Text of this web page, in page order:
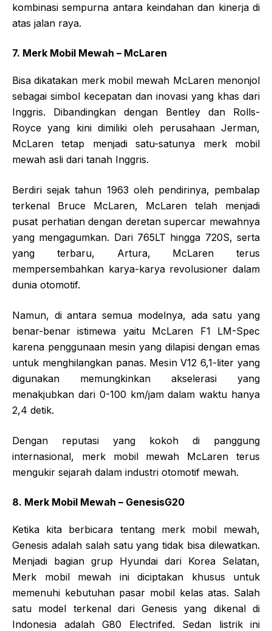
kombinasi sempurna antara keindahan dan kinerja di
atas jalan raya.
7. Merk Mobil Mewah – McLaren
Bisa dikatakan merk mobil mewah McLaren menonjol
sebagai simbol kecepatan dan inovasi yang khas dari
Inggris. Dibandingkan dengan Bentley dan Rolls-
Royce yang kini dimiliki oleh perusahaan Jerman,
McLaren tetap menjadi satu-satunya merk mobil
mewah asli dari tanah Inggris.
Berdiri sejak tahun 1963 oleh pendirinya, pembalap
terkenal Bruce McLaren, McLaren telah menjadi
pusat perhatian dengan deretan supercar mewahnya
yang mengagumkan. Dari 765LT hingga 720S, serta
yang terbaru, Artura, McLaren terus
mempersembahkan karya-karya revolusioner dalam
dunia otomotif.
Namun, di antara semua modelnya, ada satu yang
benar-benar istimewa yaitu McLaren F1 LM-Spec
karena penggunaan mesin yang dilapisi dengan emas
untuk menghilangkan panas. Mesin V12 6,1-liter yang
digunakan memungkinkan akselerasi yang
menakjubkan dari 0-100 km/jam dalam waktu hanya
2,4 detik.
Dengan reputasi yang kokoh di panggung
internasional, merk mobil mewah McLaren terus
mengukir sejarah dalam industri otomotif mewah.
8. Merk Mobil Mewah – GenesisG20
Ketika kita berbicara tentang merk mobil mewah,
Genesis adalah salah satu yang tidak bisa dilewatkan.
Menjadi bagian grup Hyundai dari Korea Selatan,
Merk mobil mewah ini diciptakan khusus untuk
memenuhi kebutuhan pasar mobil kelas atas. Salah
satu model terkenal dari Genesis yang dikenal di
Indonesia adalah G80 Electrifed. Sedan listrik ini